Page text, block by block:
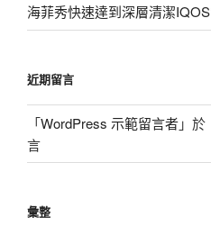
海菲秀快速達到深層清潔
近期留言
「WordPress 示範留言者」於
言
彙整